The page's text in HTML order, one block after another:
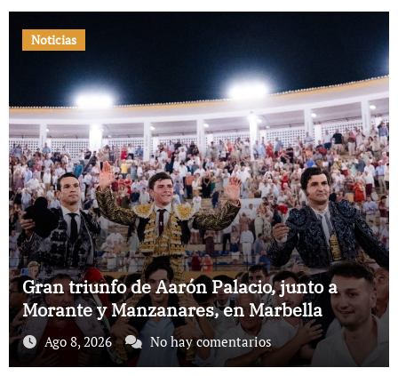
Noticias
Gran triunfo de Aarón Palacio, junto a
Morante y Manzanares, en Marbella
Ago 8, 2026 No hay comentarios